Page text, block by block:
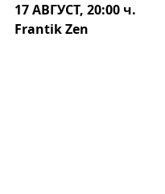
17 АВГУСТ, 20:00 ч.
Frantik Zen